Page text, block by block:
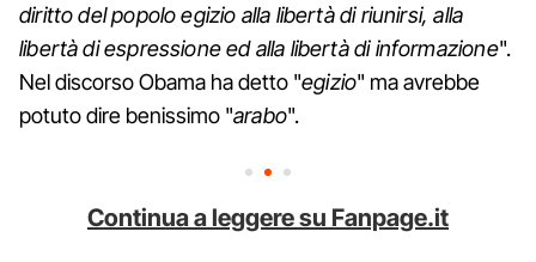
diritto del popolo egizio alla libertà di riunirsi, alla
libertà di espressione ed alla libertà di informazione".
Nel discorso Obama ha detto "egizio" ma avrebbe
potuto dire benissimo "arabo".
Continua a leggere su Fanpage.it